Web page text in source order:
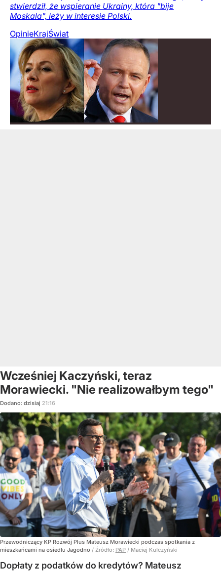
stwierdził, że wspieranie Ukrainy, która "bije
Moskala", leży w interesie Polski.
OpinieKrajŚwiat
Wcześniej Kaczyński, teraz
Morawiecki. "Nie realizowałbym tego"
Dodano: dzisiaj 21:16
Przewodniczący KP Rozwój Plus Mateusz Morawiecki podczas spotkania z
mieszkańcami na osiedlu Jagodno / Źródło: PAP / Maciej Kulczyński
Dopłaty z podatków do kredytów? Mateusz